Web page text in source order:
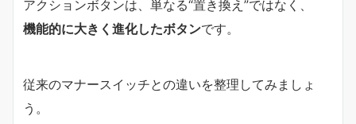
アクションボタンは、単なる“置き換え”ではなく、
機能的に大きく進化したボタンです。
従来のマナースイッチとの違いを整理してみましょ
う。